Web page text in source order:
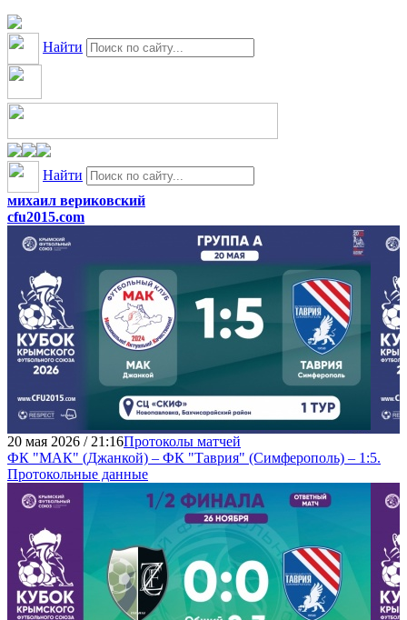
Найти
Найти
михаил вериковский
cfu2015.com
20 мая 2026 / 21:16Протоколы матчей
ФК "МАК" (Джанкой) – ФК "Таврия" (Симферополь) – 1:5.
Протокольные данные